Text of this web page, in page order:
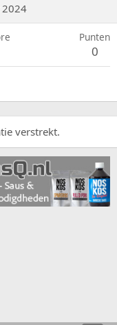
Punten
0
verstrekt.